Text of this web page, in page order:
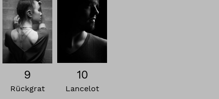
9
Rückgrat
10
Lancelot